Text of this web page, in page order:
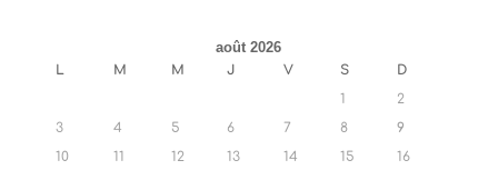
août 2026
L M M J V S
D
1
2
3
4 5 6 7 8
9
10
11 12 13 14 15 16